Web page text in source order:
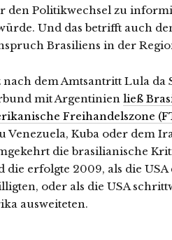
den Politikwechsel zu
Und das betrifft auch
Brasiliens in der
dem Amtsantritt Lula da
mit Argentinien ließ
Freihandelszone
Venezuela, Kuba oder dem
die brasilianische
die erfolgte 2009, als die USA
oder als die USA
ausweiteten.